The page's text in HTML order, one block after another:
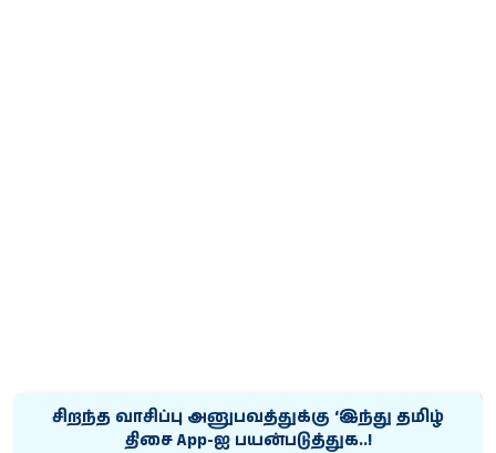
சிறந்த வாசிப்பு அனுபவத்துக்கு ‘இந்து தமிழ்
திசை App-ஐ பயன்படுத்துக..!